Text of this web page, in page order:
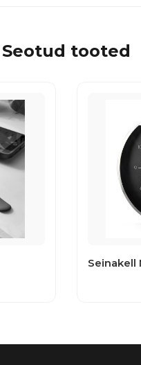
Seotud tooted
Seinakell